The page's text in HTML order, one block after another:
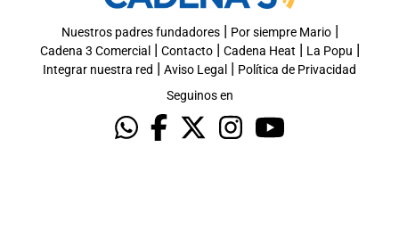
Nuestros padres fundadores| Por siempre Mario|
Cadena 3 Comercial | Contacto| Cadena Heat | La Popu |
Integrar nuestra red | Aviso Legal | Política de Privacidad
Seguinos en